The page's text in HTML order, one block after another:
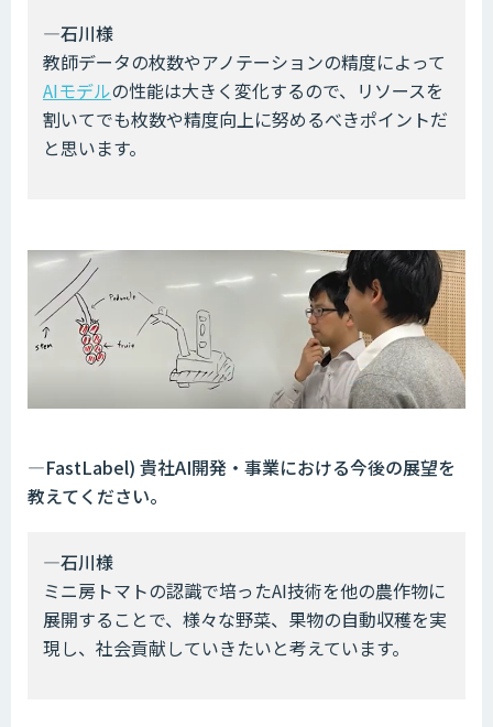
―石川様
教師データの枚数やアノテーションの精度によって
AIモデルの性能は大きく変化するので、リソースを
割いてでも枚数や精度向上に努めるべきポイントだ
と思います。
―FastLabel) 貴社AI開発・事業における今後の展望を
教えてください。
―石川様
ミニ房トマトの認識で培ったAI技術を他の農作物に
展開することで、様々な野菜、果物の自動収穫を実
現し、社会貢献していきたいと考えています。